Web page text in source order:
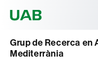
Grup de Recerca en
Mediterrània